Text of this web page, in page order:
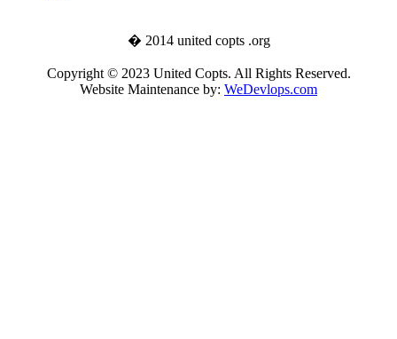
� 2014 united copts .org
Copyright © 2023 United Copts. All Rights Reserved.
Website Maintenance by: WeDevlops.com